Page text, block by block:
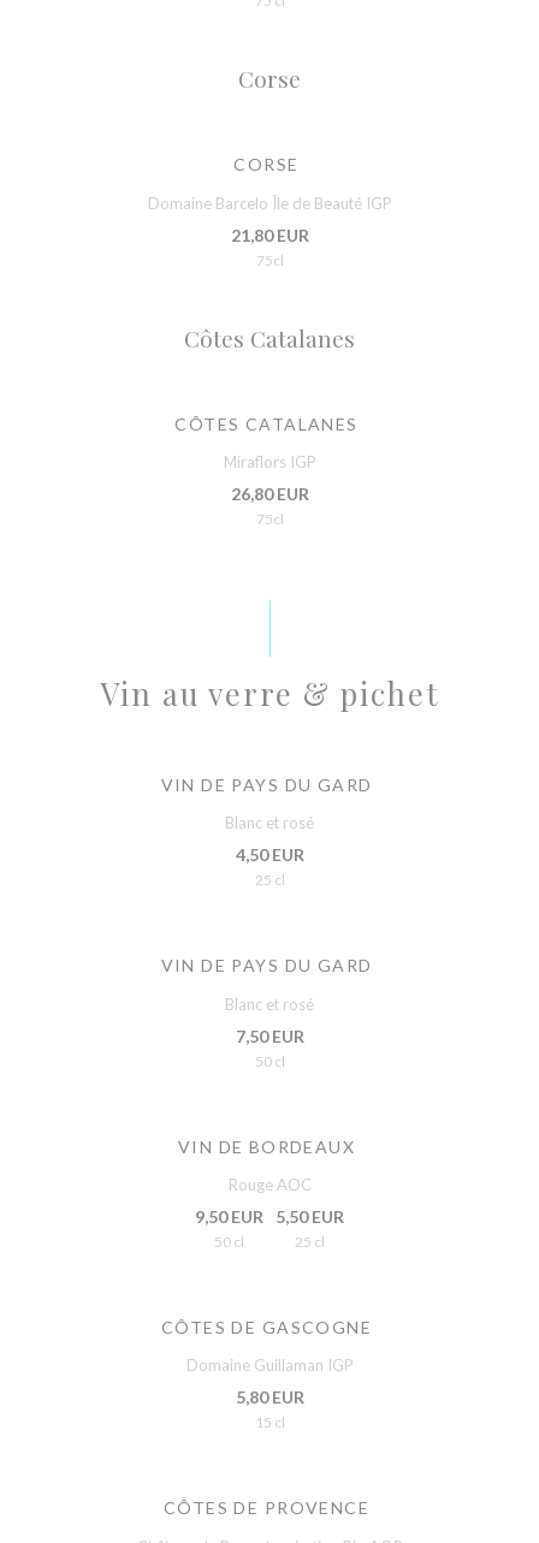
Corse
CORSE
Domaine Barcelo Île de Beauté IGP
21,80 EUR
75cl
Côtes Catalanes
CÔTES CATALANES
Miraflors IGP
26,80 EUR
75cl
Vin au verre & pichet
VIN DE PAYS DU GARD
Blanc et rosé
4,50 EUR
25 cl
VIN DE PAYS DU GARD
Blanc et rosé
7,50 EUR
50 cl
VIN DE BORDEAUX
Rouge AOC
9,50 EUR
50 cl
5,50 EUR
25 cl
CÔTES DE GASCOGNE
Domaine Guillaman IGP
5,80 EUR
15 cl
CÔTES DE PROVENCE